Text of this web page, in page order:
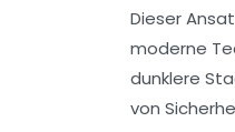
Dieser
moderne
dunklere
von